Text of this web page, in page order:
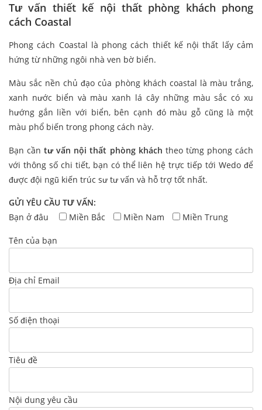
Tư vấn thiết kế nội thất phòng khách phong
cách Coastal
Phong cách Coastal là phong cách thiết kế nội thất lấy cảm
hứng từ những ngôi nhà ven bờ biển.
Màu sắc nền chủ đạo của phòng khách coastal là màu trắng,
xanh nước biển và màu xanh lá cây những màu sắc có xu
hướng gắn liền với biển, bên cạnh đó màu gỗ cũng là một
màu phổ biến trong phong cách này.
Bạn cầntư vấn nội thất phòng khách theo từng phong cách
với thông số chi tiết, bạn có thể liên hệ trực tiếp tới Wedo để
được đội ngũ kiến trúc sư tư vấn và hỗ trợ tốt nhất.
GỬI YÊU CẦU TƯ VẤN:
Bạn ở đâu
Miền Bắc Miền Nam Miền Trung
Tên của bạn
Địa chỉ Email
Số điện thoại
Tiêu đề
Nội dung yêu cầu